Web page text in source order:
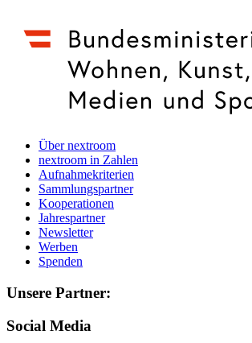
Über nextroom
nextroom in Zahlen
Aufnahmekriterien
Sammlungspartner
Kooperationen
Jahrespartner
Newsletter
Werben
Spenden
Unsere Partner:
Social Media